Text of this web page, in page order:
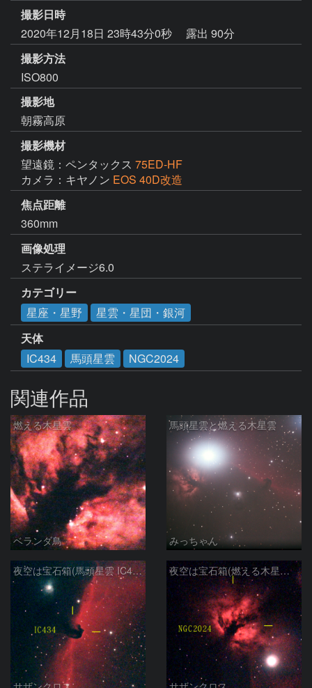
撮影日時
2020年12月18日 23時43分0秒
露出 90分
撮影方法
ISO800
撮影地
朝霧高原
撮影機材
望遠鏡：ペンタックス 75ED-HF
カメラ：キヤノン EOS 40D改造
焦点距離
360mm
画像処理
ステライメージ6.0
カテゴリー
星座・星野
星雲・星団・銀河
天体
IC434
馬頭星雲 NGC2024
関連作品
燃える木星雲
ベランダ鳥
馬頭星雲と燃える木星雲
みっちゃん
夜空は宝石箱(馬頭星雲 IC434) Seestar50 夜空は宝石箱(燃える木星雲 NGC2024) Seestar50